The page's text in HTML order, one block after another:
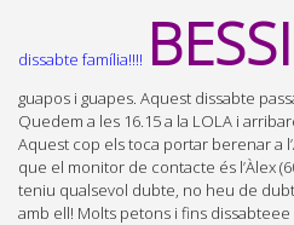
dissabte família!!!!
guapos i guapes. Aquest dissabte
Quedem a les 16.15 a la LOLA i
Aquest cop els toca portar berenar a
que el monitor de contacte és l’Àlex
teniu qualsevol dubte, no heu de
amb ell! Molts petons i fins dissabteee